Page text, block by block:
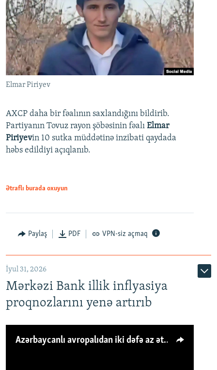
Elmar Piriyev
AXCP daha bir fəalının saxlandığını bildirib.
Partiyanın Tovuz rayon şöbəsinin fəalı Elmar
Piriyevin 10 sutka müddətinə inzibati qaydada
həbs edildiyi açıqlanıb.
Ətraflı burada oxuyun
Paylaş PDF VPN-siz açmaq
İyul 31, 2026
Mərkəzi Bank illik inflyasiya
proqnozlarını yenə artırıb
Azərbaycanlı avropalıdan iki dəfə az ət yeyir, amma... 'Qiymət artımı qaçılmazdır'